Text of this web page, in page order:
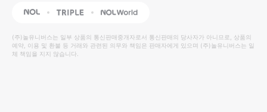
NOL Triple Interpark Global
(주)놀유니버스는 일부 상품의 통신판매중개자로서 통신판매의 당사자가 아니므로, 상품의
예약, 이용 및 환불 등 거래와 관련된 의무와 책임은 판매자에게 있으며 (주)놀유니버스는 일
체 책임을 지지 않습니다.